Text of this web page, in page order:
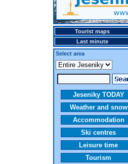
Tourist maps
Last minute
Select area
Jeseniky TODAY
Weather and snow
Accommodation
Ski centres
Leisure time
Tourism